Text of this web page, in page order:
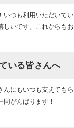
いつも利用いただいて
いです。これからも
いる皆さんへ
んにもいつも支えても
同がんばります！